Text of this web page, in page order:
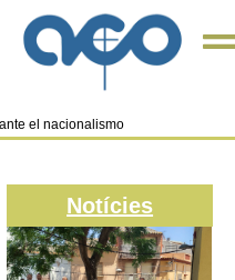
el nacionalismo
Notícies